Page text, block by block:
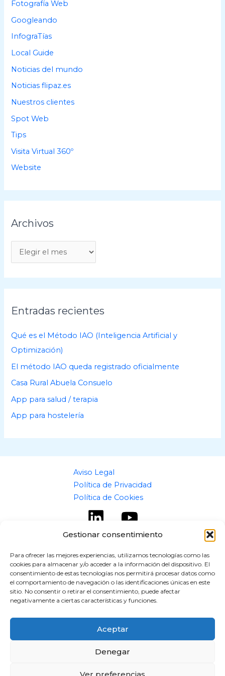
Gestionar consentimiento
Para ofrecer las mejores experiencias, utilizamos tecnologías como las
cookies para almacenar y/o acceder a la información del dispositivo. El
consentimiento de estas tecnologías nos permitirá procesar datos como
el comportamiento de navegación o las identificaciones únicas en este
sitio. No consentir o retirar el consentimiento, puede afectar
negativamente a ciertas características y funciones.
Aceptar
Denegar
Ver preferencias
Fotografía Web
Googleando
InfograTías
Local Guide
Noticias del mundo
Noticias flipaz.es
Nuestros clientes
Spot Web
Tips
Visita Virtual 360º
Website
Archivos
r
c
h
i
o
s
Entradas recientes
Qué es el Método IAO (Inteligencia Artificial y
Optimización)
El método IAO queda registrado oficialmente
Casa Rural Abuela Consuelo
App para salud / terapia
App para hostelería
Aviso Legal
Política de Privacidad
Política de Cookies
Copyright © 2026 flipaz.es
Powered by flipaz.es